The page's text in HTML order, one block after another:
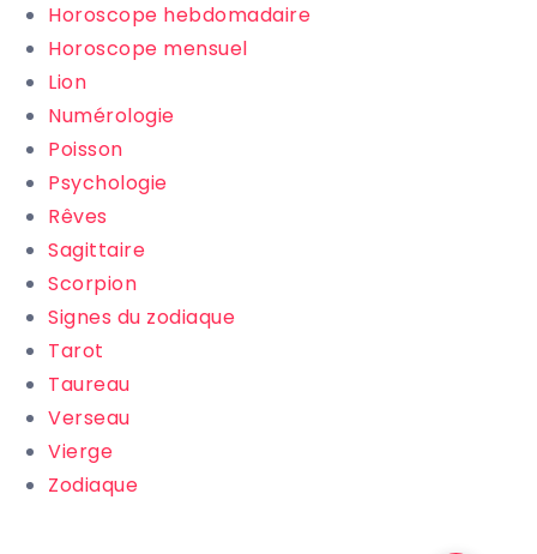
Horoscope hebdomadaire
Horoscope mensuel
Lion
Numérologie
Poisson
Psychologie
Rêves
Sagittaire
Scorpion
Signes du zodiaque
Tarot
Taureau
Verseau
Vierge
Zodiaque